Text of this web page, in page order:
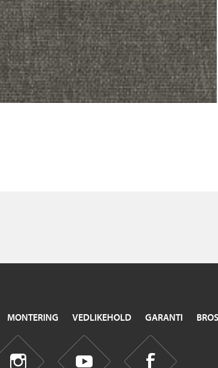
MONTERING VEDLIKEHOLD GARANTI